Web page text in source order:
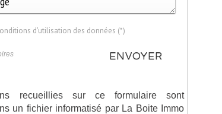
d'utilisation des données (*)
ENVOYER
recueillies sur ce formulaire sont
un fichier informatisé par La Boite Immo